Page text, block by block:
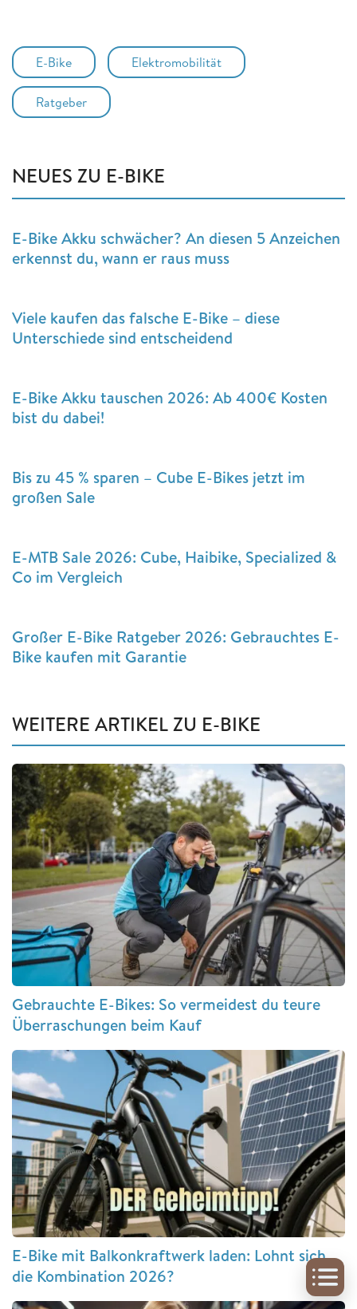
E-Bike Elektromobilität
Ratgeber
NEUES ZU E-BIKE
E-Bike Akku schwächer? An diesen 5 Anzeichen
erkennst du, wann er raus muss
Viele kaufen das falsche E-Bike – diese
Unterschiede sind entscheidend
E-Bike Akku tauschen 2026: Ab 400€ Kosten
bist du dabei!
Bis zu 45 % sparen – Cube E-Bikes jetzt im
großen Sale
E-MTB Sale 2026: Cube, Haibike, Specialized &
Co im Vergleich
Großer E-Bike Ratgeber 2026: Gebrauchtes E-
Bike kaufen mit Garantie
WEITERE ARTIKEL ZU E-BIKE
Gebrauchte E-Bikes: So vermeidest du teure
Überraschungen beim Kauf
E-Bike mit Balkonkraftwerk laden: Lohnt sich
die Kombination 2026?